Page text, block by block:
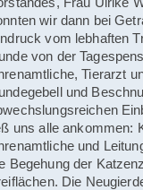
wir dann bei
vom lebhaften
von der
Tierarzt
und
uns alle ankommen:
und
Begehung der
Die